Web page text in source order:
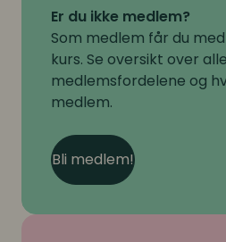
Er du ikke medlem?
Som medlem får du
kurs. Se oversikt over alle
medlemsfordelene og
medlem.
Bli medlem!